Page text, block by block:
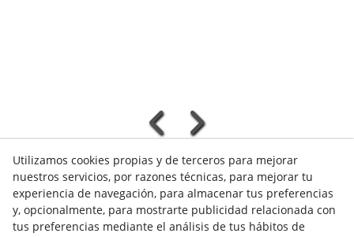
VER TODOS/AS
Utilizamos cookies propias y de terceros para mejorar
nuestros servicios, por razones técnicas, para mejorar tu
experiencia de navegación, para almacenar tus preferencias
y, opcionalmente, para mostrarte publicidad relacionada con
tus preferencias mediante el análisis de tus hábitos de